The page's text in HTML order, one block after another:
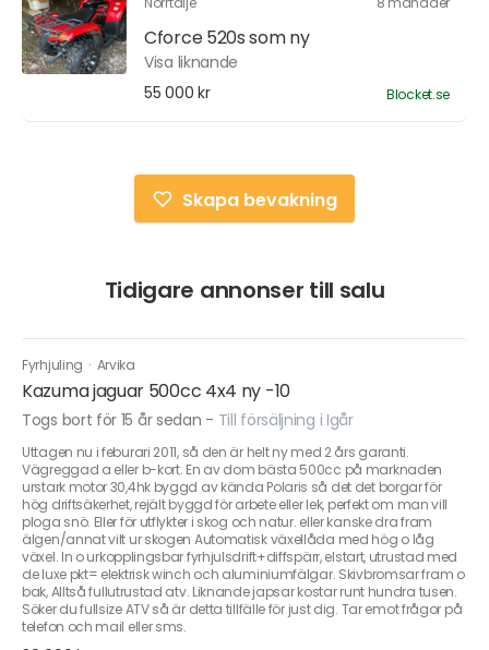
Cforce 520s som ny
Visa liknande
55 000 kr
Blocket.se
Skapa bevakning
Tidigare annonser till salu
Fyrhjuling · Arvika
Kazuma jaguar 500cc 4x4 ny -10
Togs bort för 15 år sedan - Till försäljning i Igår
Uttagen nu i feburari 2011, så den är helt ny med 2 års garanti.
Vägreggad a eller b-kort. En av dom bästa 500cc på marknaden
urstark motor 30,4hk byggd av kända Polaris så det det borgar för
hög driftsäkerhet, rejält byggd för arbete eller lek, perfekt om man vill
ploga snö. Eller för utflykter i skog och natur. eller kanske dra fram
älgen/annat vilt ur skogen Automatisk växellåda med hög o låg
växel. In o urkopplingsbar fyrhjulsdrift+diffspärr, elstart, utrustad med
de luxe pkt= elektrisk winch och aluminiumfälgar. Skivbromsar fram o
bak, Alltså fullutrustad atv. Liknande japsar kostar runt hundra tusen.
Söker du fullsize ATV så är detta tillfälle för just dig. Tar emot frågor på
telefon och mail eller sms.